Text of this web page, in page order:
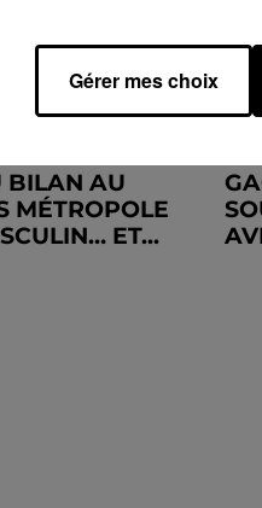
BILAN AU
MÉTROPOLE
ET...
Gérer mes choix